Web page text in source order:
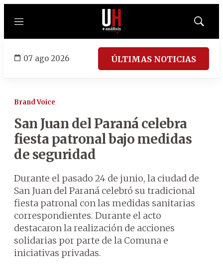
Menú
Mostrar
07 ago 2026 ÚLTIMAS NOTICIAS
Brand Voice
San Juan del Paraná celebra
fiesta patronal bajo medidas
de seguridad
Durante el pasado 24 de junio, la ciudad de
San Juan del Paraná celebró su tradicional
fiesta patronal con las medidas sanitarias
correspondientes. Durante el acto
destacaron la realización de acciones
solidarias por parte de la Comuna e
iniciativas privadas.